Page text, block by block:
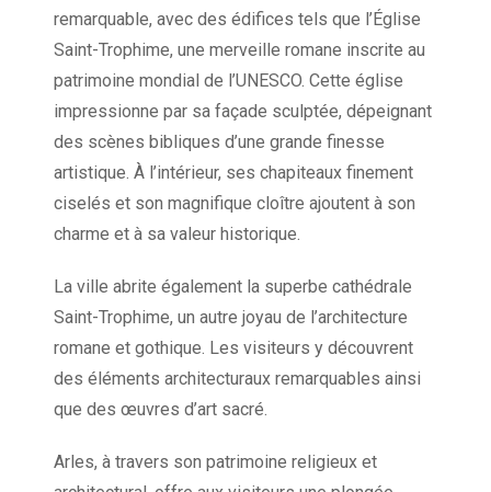
remarquable, avec des édifices tels que l’Église
Saint-Trophime, une merveille romane inscrite au
patrimoine mondial de l’UNESCO. Cette église
impressionne par sa façade sculptée, dépeignant
des scènes bibliques d’une grande finesse
artistique. À l’intérieur, ses chapiteaux finement
ciselés et son magnifique cloître ajoutent à son
charme et à sa valeur historique.
La ville abrite également la superbe cathédrale
Saint-Trophime, un autre joyau de l’architecture
romane et gothique. Les visiteurs y découvrent
des éléments architecturaux remarquables ainsi
que des œuvres d’art sacré.
Arles, à travers son patrimoine religieux et